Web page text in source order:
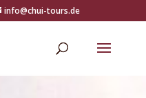
info@chui-tours.de